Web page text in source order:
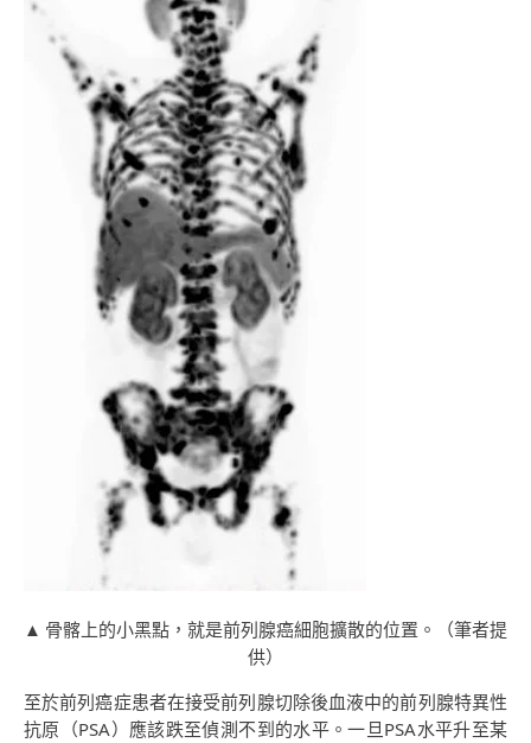
▲ 骨髂上的小黑點，就是前列腺癌細胞擴散的位置。（筆者提
供）
至於前列癌症患者在接受前列腺切除後血液中的前列腺特異性
抗原（PSA）應該跌至偵測不到的水平。一旦PSA水平升至某